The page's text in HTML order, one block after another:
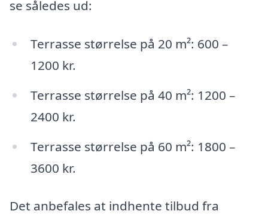
se således ud:
Terrasse størrelse på 20 m²: 600 –
1200 kr.
Terrasse størrelse på 40 m²: 1200 –
2400 kr.
Terrasse størrelse på 60 m²: 1800 –
3600 kr.
Det anbefales at indhente tilbud fra